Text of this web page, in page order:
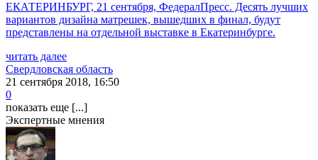
ЕКАТЕРИНБУРГ, 21 сентября, ФедералПресс. Десять лучших
вариантов дизайна матрешек, вышедших в финал, будут
представлены на отдельной выставке в Екатеринбурге.
читать далее
Свердловская область
21 сентября 2018, 16:50
0
показать еще [...]
Экспертные мнения